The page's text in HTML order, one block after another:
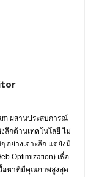
ผสานประสบการณ์
ลึกด้านเทคโนโลยี ไม่
อย่างเจาะลึก แต่ยังมี
Optimization) เพื่อ
อหาที่มีคุณภาพสูงสุด